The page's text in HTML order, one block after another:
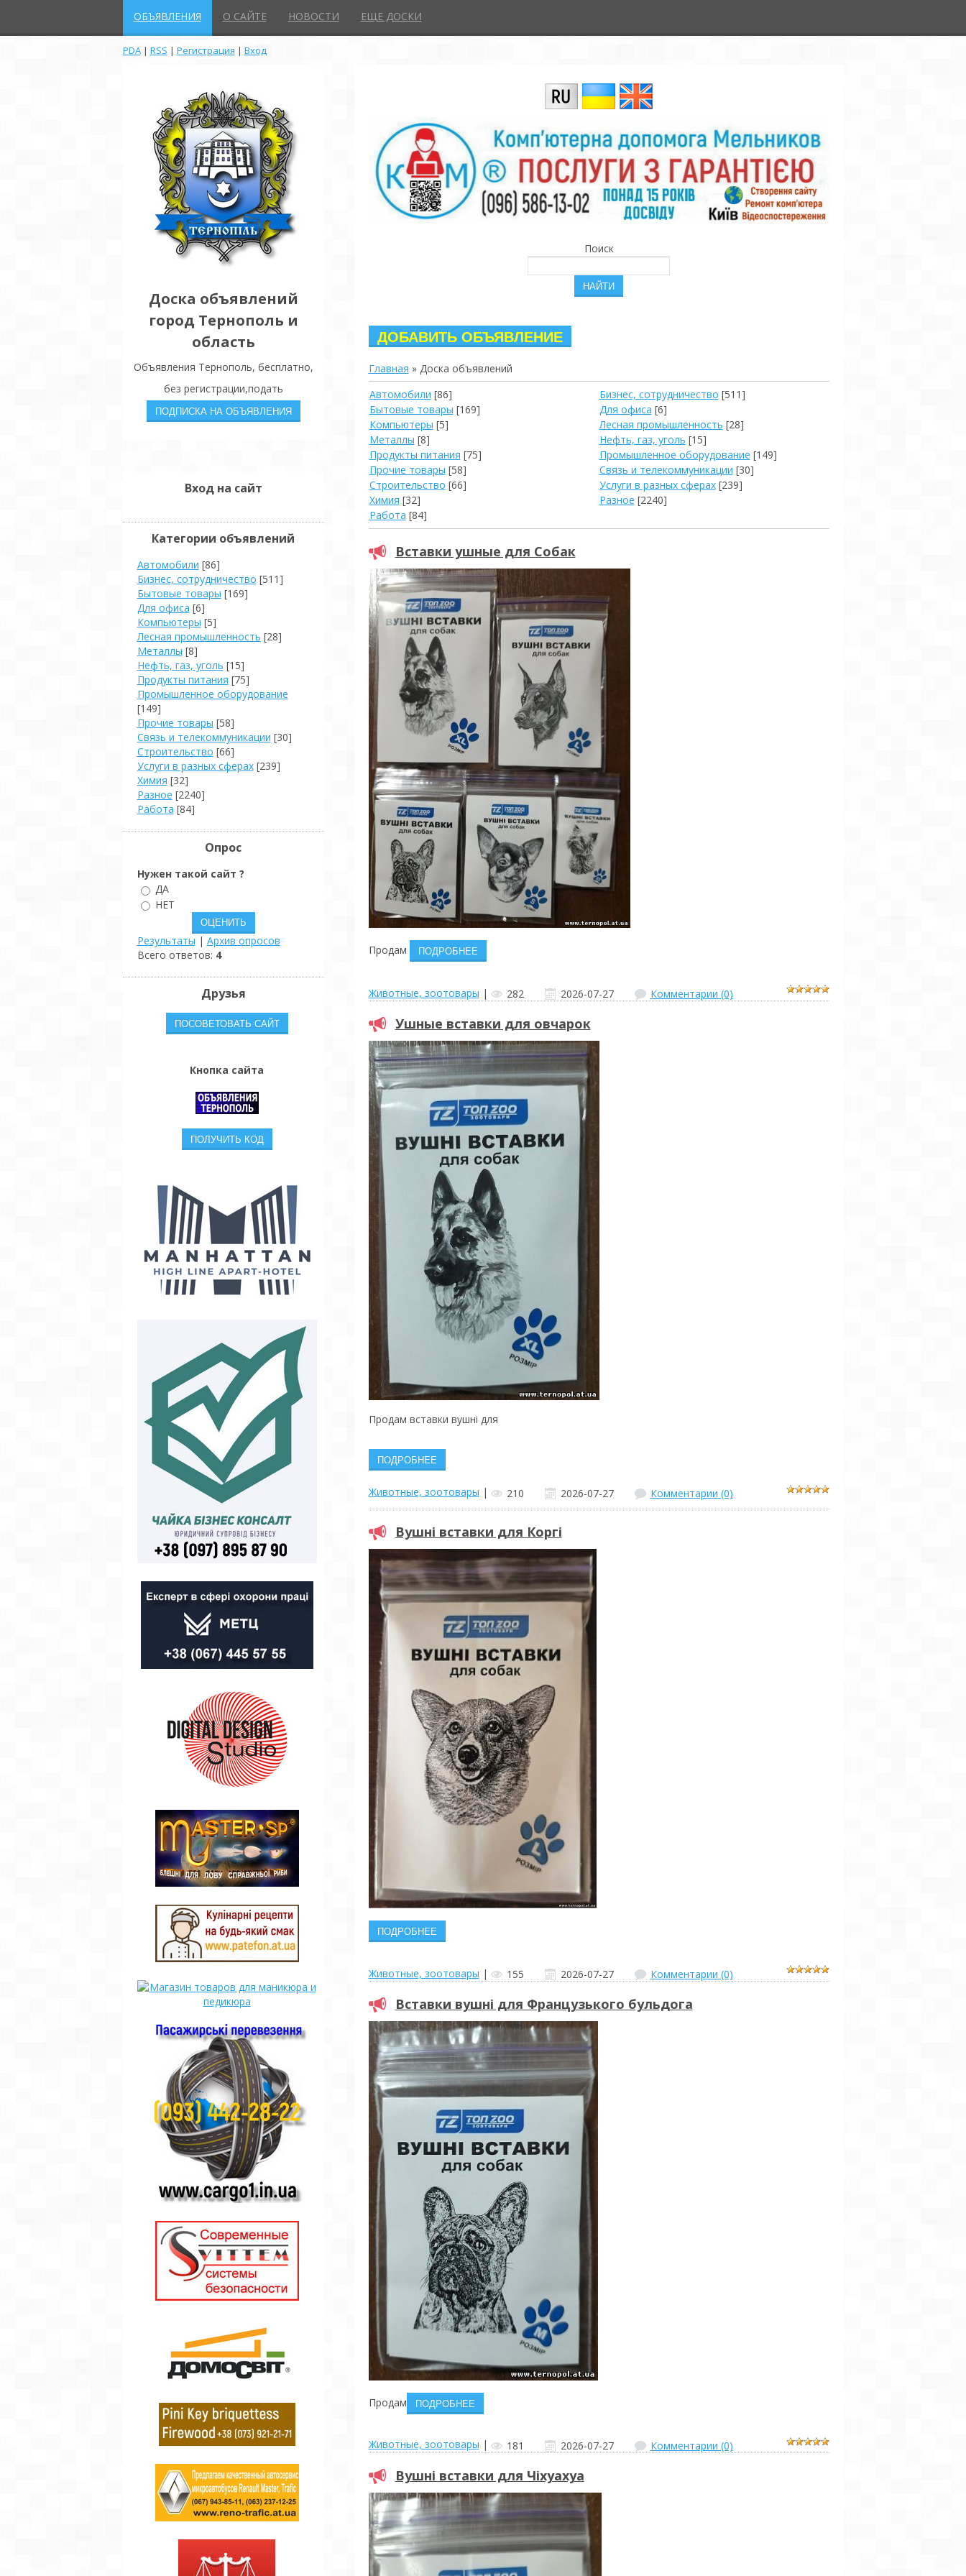
ОБЪЯВЛЕНИЯ О САЙТЕ НОВОСТИ ЕЩЕ ДОСКИ
PDA| RSS | Регистрация | Вход
Доска объявлений
город Тернополь и
область
Объявления Тернополь, бесплатно,
без регистрации,подать
Поиск
Главная » Доска объявлений
Автомобили [86] Бизнес, сотрудничество [511]
Бытовые товары [169] Для офиса [6]
Компьютеры [5] Лесная промышленность [28]
Металлы [8] Нефть, газ, уголь [15]
Продукты питания [75] Промышленное оборудование [149]
Прочие товары [58] Связь и телекоммуникации [30]
Строительство [66] Услуги в разных сферах [239]
Химия [32] Разное [2240]
Работа [84]
Вставки ушные для Собак
Продам
Животные, зоотовары | 282 2026-07-27 Комментарии (0)
Ушные вставки для овчарок
Продам вставки вушні для
Животные, зоотовары | 210 2026-07-27 Комментарии (0)
Вушні вставки для Коргі
Животные, зоотовары | 155 2026-07-27 Комментарии (0)
Вставки вушні для Французького бульдога
Продам
Животные, зоотовары | 181 2026-07-27 Комментарии (0)
Вушні вставки для Чіхуахуа
Вход на сайт
Категории объявлений
Автомобили [86]
Бизнес, сотрудничество [511]
Бытовые товары [169]
Для офиса [6]
Компьютеры [5]
Лесная промышленность [28]
Металлы [8]
Нефть, газ, уголь [15]
Продукты питания [75]
Промышленное оборудование
[149]
Прочие товары [58]
Связь и телекоммуникации [30]
Строительство [66]
Услуги в разных сферах [239]
Химия [32]
Разное [2240]
Работа [84]
Опрос
Нужен такой сайт ?
ДА
НЕТ
Результаты | Архив опросов
Всего ответов: 4
Друзья
Кнопка сайта